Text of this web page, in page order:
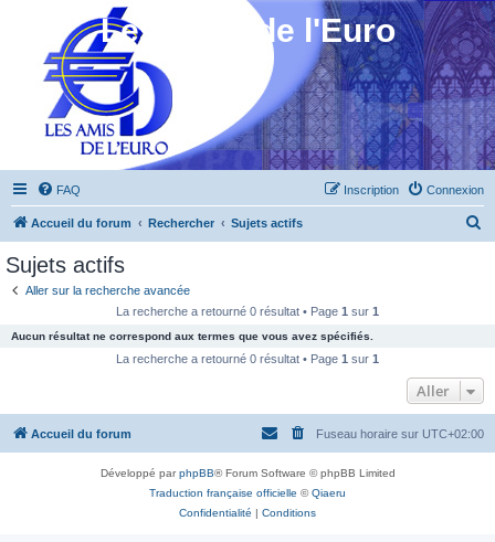
Les Amis de l'Euro
FAQ Connexion
Inscription
Accueil du forum Rechercher Sujets actifs
c
e
Sujets actifs
Aller sur la recherche avancée
La recherche a retourné 0 résultat • Page 1 sur 1
Aucun résultat ne correspond aux termes que vous avez spécifiés.
La recherche a retourné 0 résultat • Page 1 sur 1
Aller
Accueil du forum Fuseau horaire sur UTC+02:00
Développé parphpBB® Forum Software © phpBB Limited
Traduction française officielle ©Qiaeru
Confidentialité | Conditions